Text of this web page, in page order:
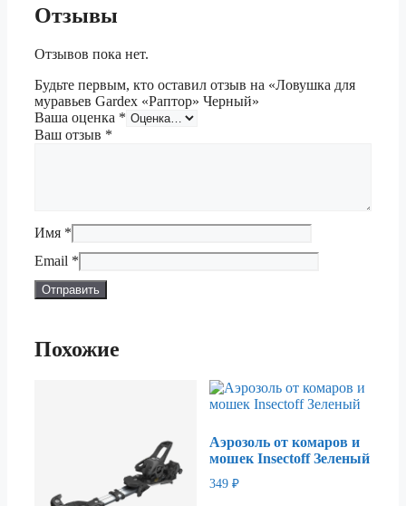
Отзывы
Отзывов пока нет.
Будьте первым, кто оставил отзыв на «Ловушка для
муравьев Gardex «Раптор» Черный»
Ваша оценка *
Ваш отзыв *
Имя *
Email *
Похожие
Аэрозоль от комаров и
мошек Insectoff Зеленый
349₽